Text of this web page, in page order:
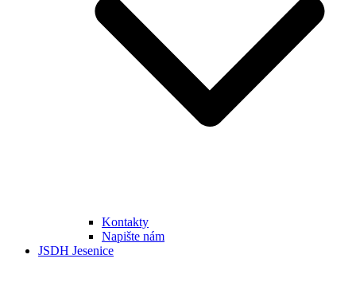
Kontakty
Napište nám
JSDH Jesenice